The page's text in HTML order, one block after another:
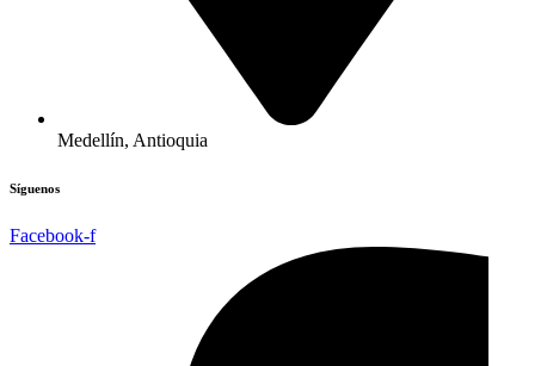
Medellín, Antioquia
Síguenos
Facebook-f